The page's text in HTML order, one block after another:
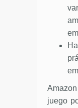
juego